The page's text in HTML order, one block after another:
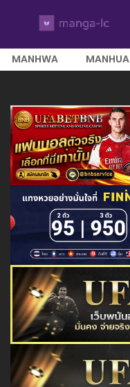
MANHWA MANHUA